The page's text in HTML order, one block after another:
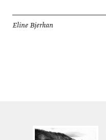
Eline Bjerkan